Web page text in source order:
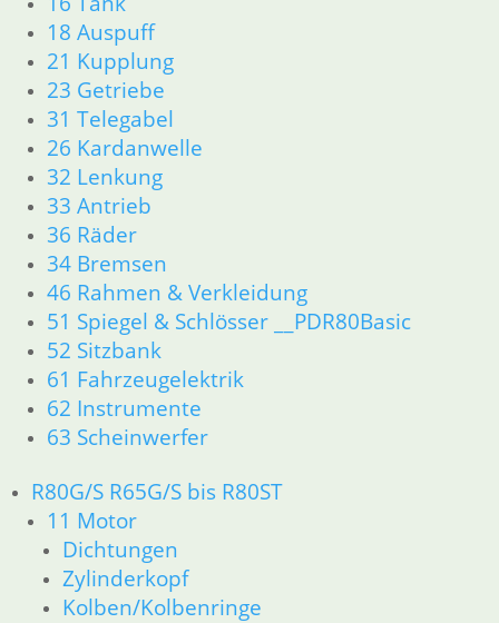
18 Auspuff
21 Kupplung
23 Getriebe
31 Telegabel
26 Kardanwelle
32 Lenkung
33 Antrieb
36 Räder
34 Bremsen
46 Rahmen & Verkleidung
51 Spiegel & Schlösser __PDR80Basic
52 Sitzbank
61 Fahrzeugelektrik
62 Instrumente
63 Scheinwerfer
R80G/S R65G/S bis R80ST
11 Motor
Dichtungen
Zylinderkopf
Kolben/Kolbenringe
34 Bremsen
36 Räder
46 Rahmen & Verkleidung
51 Spiegel & Schlösser
52 Sitzbank
61 Fahrzeugelektrik
62 Instrumente
63 Scheinwerfer
R65 R80 Monolever R100 RS/RT Monolever ab 1984
Dichtungen
Kolben/Kolbenringe
Zylinderkopf
12 Motorelektrik
13 Vergaser
16 Tank
18 Auspuff
23 Getriebe
26 Kardanwelle
31 Telegabel
32 Lenkung
33 Antrieb
34 Bremsen